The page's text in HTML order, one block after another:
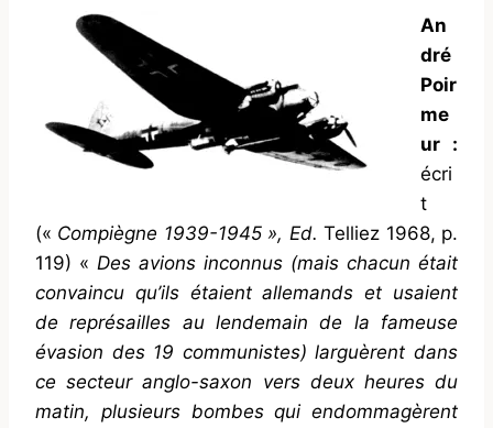
An
dré
Poir
me
ur :
écri
t
(« Compiègne 1939-1945 », Ed.Telliez 1968, p.
119) « Des avions inconnus (mais chacun était
convaincu qu’ils étaient allemands et usaient
de représailles au lendemain de la fameuse
évasion des 19 communistes) larguèrent dans
ce secteur anglo-saxon vers deux heures du
matin, plusieurs bombes qui endommagèrent